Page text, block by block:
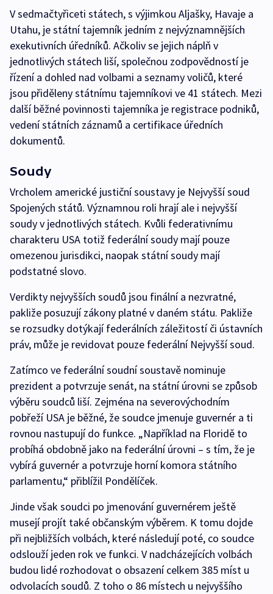
V sedmačtyřiceti státech, s výjimkou Aljašky, Havaje a
Utahu, je státní tajemník jedním z nejvýznamnějších
exekutivních úředníků. Ačkoliv se jejich náplň v
jednotlivých státech liší, společnou zodpovědností je
řízení a dohled nad volbami a seznamy voličů, které
jsou přiděleny státnímu tajemníkovi ve 41 státech. Mezi
další běžné povinnosti tajemníka je registrace podniků,
vedení státních záznamů a certifikace úředních
dokumentů.
Soudy
Vrcholem americké justiční soustavy je Nejvyšší soud
Spojených států. Významnou roli hrají ale i nejvyšší
soudy v jednotlivých státech. Kvůli federativnímu
charakteru USA totiž federální soudy mají pouze
omezenou jurisdikci, naopak státní soudy mají
podstatné slovo.
Verdikty nejvyšších soudů jsou finální a nezvratné,
pakliže posuzují zákony platné v daném státu. Pakliže
se rozsudky dotýkají federálních záležitostí či ústavních
práv, může je revidovat pouze federální Nejvyšší soud.
Zatímco ve federální soudní soustavě nominuje
prezident a potvrzuje senát, na státní úrovni se způsob
výběru soudců liší. Zejména na severovýchodním
pobřeží USA je běžné, že soudce jmenuje guvernér a ti
rovnou nastupují do funkce. „Například na Floridě to
probíhá obdobně jako na federální úrovni – s tím, že je
vybírá guvernér a potvrzuje horní komora státního
parlamentu,“ přiblížil Pondělíček.
Jinde však soudci po jmenování guvernérem ještě
musejí projít také občanským výběrem. K tomu dojde
při nejbližších volbách, které následují poté, co soudce
odslouží jeden rok ve funkci. V nadcházejících volbách
budou lidé rozhodovat o obsazení celkem 385 míst u
odvolacích soudů. Z toho o 86 místech u nejvyššího